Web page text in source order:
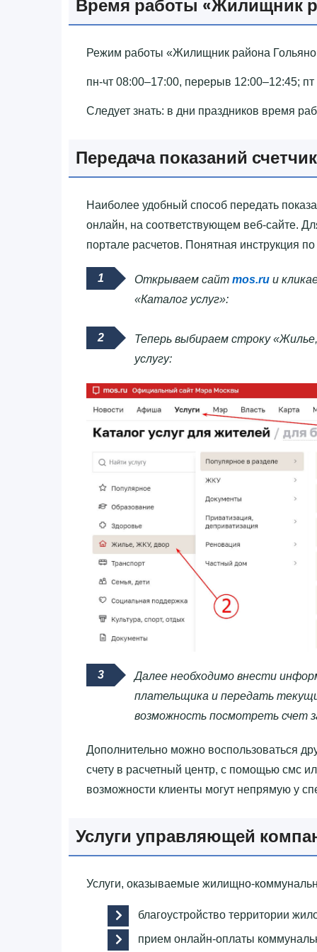
Время работы «‎Жилищник
Режим работы «‎Жилищник района
пн-чт 08:00–17:00, перерыв 12:00–12:45;
Следует знать: в дни праздников время
Передача показаний
Наиболее удобный способ передать
онлайн, на соответствующем веб-сайте.
портале расчетов. Понятная инструкция
Открываем сайт mos.ru и
«Каталог услуг»:
Теперь выбираем строку
услугу:
Далее необходимо внести
плательщика и передать
возможность посмотреть счет
Дополнительно можно воспользоваться
счету в расчетный центр, с помощью смс
возможности клиенты могут непрямую у
Услуги управляющей
Услуги, оказываемые жилищно-
благоустройство территории
прием онлайн-оплаты